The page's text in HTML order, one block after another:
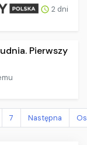
2 dni
Pierwszy
7 Następna